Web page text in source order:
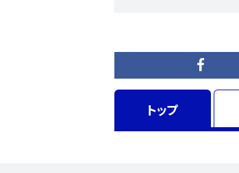
トップ